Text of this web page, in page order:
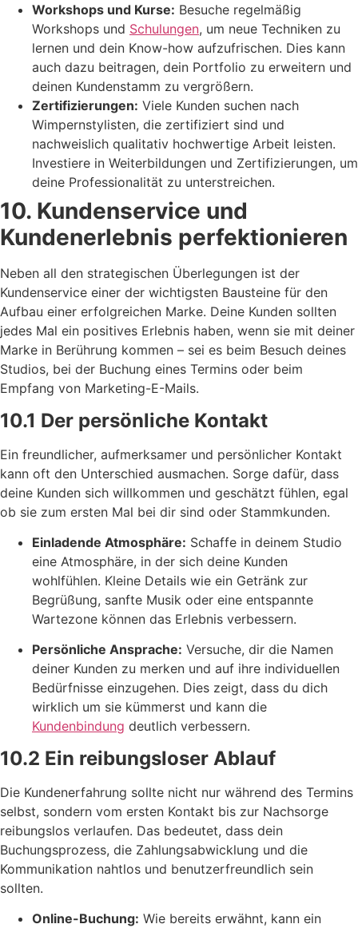
Workshops und Kurse: Besuche regelmäßig
Workshops und Schulungen, um neue Techniken zu
lernen und dein Know-how aufzufrischen. Dies kann
auch dazu beitragen, dein Portfolio zu erweitern und
deinen Kundenstamm zu vergrößern.
Zertifizierungen: Viele Kunden suchen nach
Wimpernstylisten, die zertifiziert sind und
nachweislich qualitativ hochwertige Arbeit leisten.
Investiere in Weiterbildungen und Zertifizierungen, um
deine Professionalität zu unterstreichen.
10. Kundenservice und
Kundenerlebnis perfektionieren
Neben all den strategischen Überlegungen ist der
Kundenservice einer der wichtigsten Bausteine für den
Aufbau einer erfolgreichen Marke. Deine Kunden sollten
jedes Mal ein positives Erlebnis haben, wenn sie mit deiner
Marke in Berührung kommen – sei es beim Besuch deines
Studios, bei der Buchung eines Termins oder beim
Empfang von Marketing-E-Mails.
10.1 Der persönliche Kontakt
Ein freundlicher, aufmerksamer und persönlicher Kontakt
kann oft den Unterschied ausmachen. Sorge dafür, dass
deine Kunden sich willkommen und geschätzt fühlen, egal
ob sie zum ersten Mal bei dir sind oder Stammkunden.
Einladende Atmosphäre: Schaffe in deinem Studio
eine Atmosphäre, in der sich deine Kunden
wohlfühlen. Kleine Details wie ein Getränk zur
Begrüßung, sanfte Musik oder eine entspannte
Wartezone können das Erlebnis verbessern.
Persönliche Ansprache: Versuche, dir die Namen
deiner Kunden zu merken und auf ihre individuellen
Bedürfnisse einzugehen. Dies zeigt, dass du dich
wirklich um sie kümmerst und kann die
Kundenbindung deutlich verbessern.
10.2 Ein reibungsloser Ablauf
Die Kundenerfahrung sollte nicht nur während des Termins
selbst, sondern vom ersten Kontakt bis zur Nachsorge
reibungslos verlaufen. Das bedeutet, dass dein
Buchungsprozess, die Zahlungsabwicklung und die
Kommunikation nahtlos und benutzerfreundlich sein
sollten.
Online-Buchung: Wie bereits erwähnt, kann ein